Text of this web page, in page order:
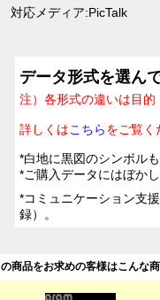
対応メディア:PicTalk
データ形式を選ん
注）各形式の違いは目
詳しくはこちらをご覧く
*白地に黒図のシンボル
*ご購入データにはぼか
*コミュニケーション支
録）。
商品をお求めの客様はこんな